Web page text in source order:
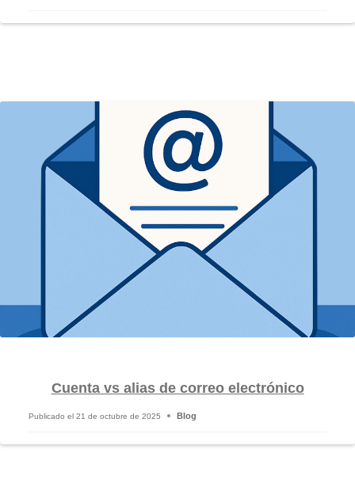
Cuenta vs alias de correo electrónico
Publicado el 21 de octubre de 2025 Blog